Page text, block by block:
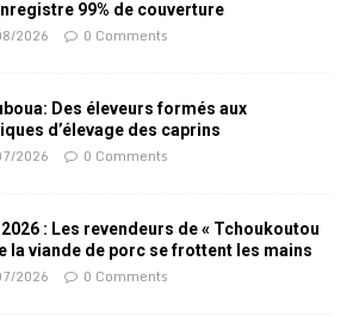
99% de couverture
2026 0 Comments
Des éleveurs formés aux
d’élevage des caprins
2026 0 Comments
2026 : Les revendeurs de « Tchoukoutou
la viande de porc se frottent les mains
2026 0 Comments